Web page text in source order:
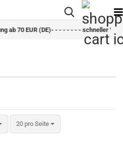
(DE)- - - - - - - - schneller Versand - -
20 pro Seite
pro Seite